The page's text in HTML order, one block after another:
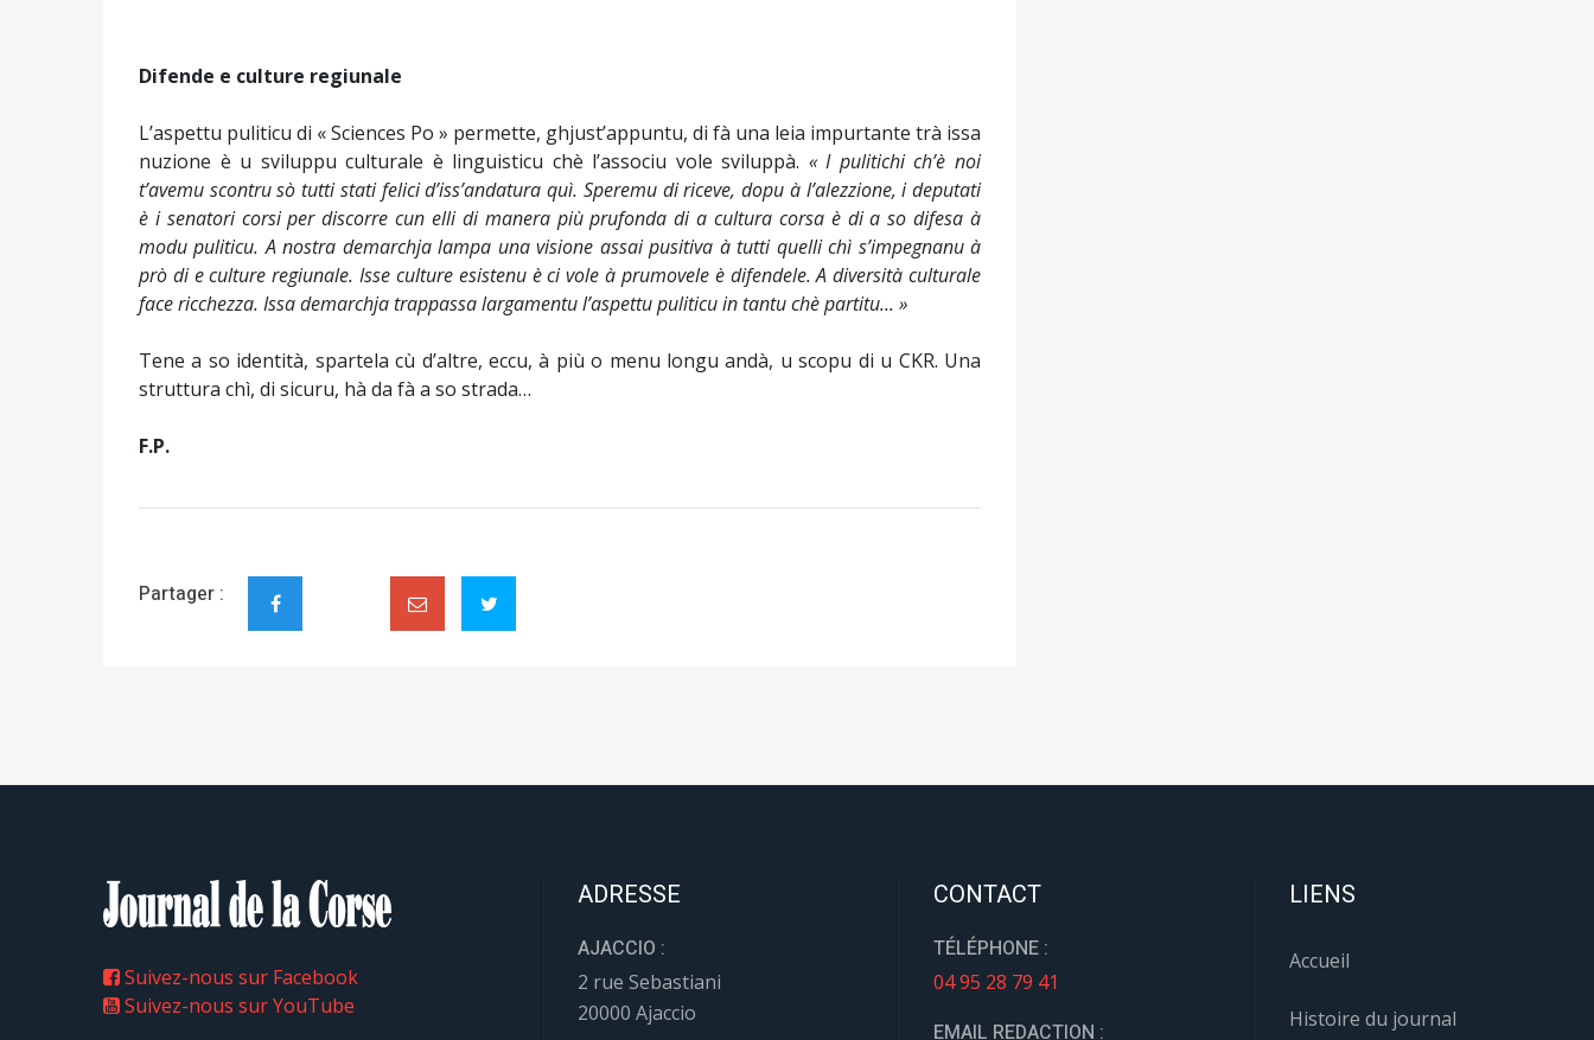
Difende e culture regiunale
L’aspettu puliticu di « Sciences Po » permette, ghjust’appuntu, di fà una leia impurtante trà issa
nuzione è u sviluppu culturale è linguisticu chè l’associu vole sviluppà. « I pulitichi ch’è noi
t’avemu scontru sò tutti stati felici d’iss’andatura quì. Speremu di riceve, dopu à l’alezzione, i deputati
è i senatori corsi per discorre cun elli di manera più prufonda di a cultura corsa è di a so difesa à
modu puliticu. A nostra demarchja lampa una visione assai pusitiva à tutti quelli chì s’impegnanu à
prò di e culture regiunale. Isse culture esistenu è ci vole à prumovele è difendele. A diversità culturale
face ricchezza. Issa demarchja trappassa largamentu l’aspettu puliticu in tantu chè partitu... »
Tene a so identità, spartela cù d’altre, eccu, à più o menu longu andà, u scopu di u CKR. Una
struttura chì, di sicuru, hà da fà a so strada…
F.P.
Partager :
Suivez-nous sur Facebook
Suivez-nous sur YouTube
ADRESSE
AJACCIO :
2 rue Sebastiani
20000 Ajaccio
CONTACT
TÉLÉPHONE :
04 95 28 79 41
EMAIL REDACTION :
LIENS
Accueil
Histoire du journal